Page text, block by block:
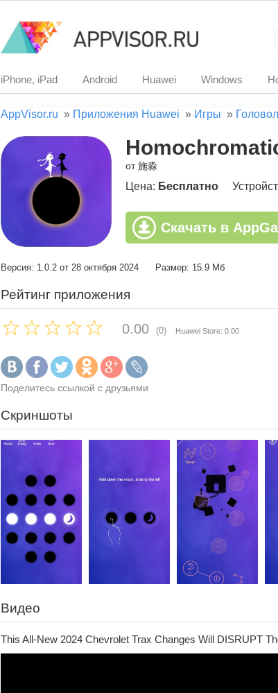
iPhone, iPad Android Huawei Windows
AppVisor.ru » Приложения Huawei » Игры »
от 施淼
Цена: Бесплатно
Скачать в
Версия: 1.0.2 от 28 октября 2024 Размер: 15.9 Мб
Рейтинг приложения
0.00 (0) Huawei Store: 0.00
Поделитесь ссылкой с друзьями
Скриншоты
Видео
This All-New 2024 Chevrolet Trax Changes Will DISRUPT